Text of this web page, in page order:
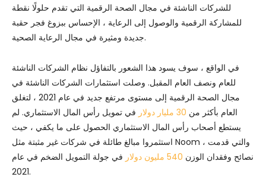
للشركات الناشئة في مجال الصحة الرقمية التي تقدم حلولًا نقطة
للمشاركة الرقمية والوصول إلى الرعاية ، الإحساس ببزوغ فجر حقبة
جديدة ومثيرة في مجال الرعاية الصحية.
في الواقع ، سوف يسود هذا الشعور بالتفاؤل نظام الشركات الناشئة
للعام ونصف العام المقبل. وصلت استثمارات الشركات الناشئة في
مجال الصحة الرقمية إلى مستوى مرتفع جديد في عام 2021 ، لتغلق
العام بأكثر من 30 مليار دولار
في تمويل رأس المال الاستثماري. لم
يستطع أصحاب رأس المال الاستثماري الحصول على ما يكفي ، حيث
استثمروا مبالغ طائلة في شركات غير مثبتة مثل Noom ، والتي قدمت
نصائح وفقدان الوزن
في جولة التمويل الضخم في عام
2021.